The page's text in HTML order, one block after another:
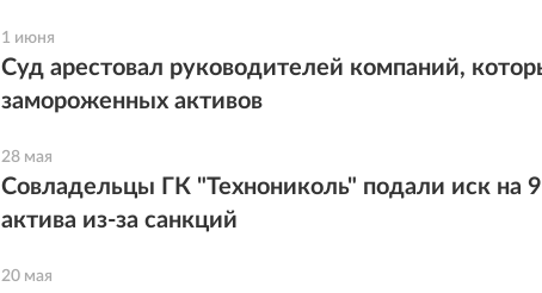
1 июня
Суд арестовал руководителей компаний,
замороженных активов
28 мая
Совладельцы ГК "Технониколь" подали иск на
актива из-за санкций
20 мая